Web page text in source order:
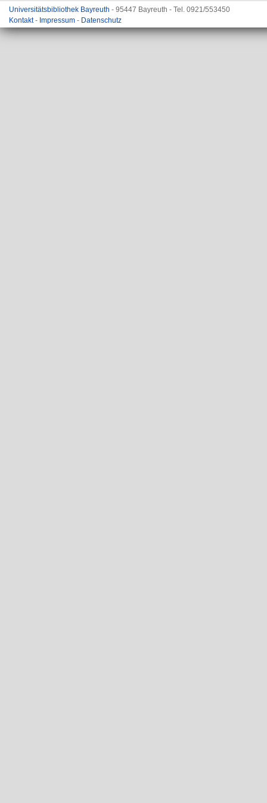
Universitätsbibliothek Bayreuth - 95447 Bayreuth - Tel. 0921/553450
Kontakt- Impressum - Datenschutz